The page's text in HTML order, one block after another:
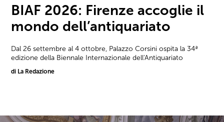
BIAF 2026: Firenze accoglie il
mondo dell’antiquariato
Dal 26 settembre al 4 ottobre, Palazzo Corsini ospita la 34ª
edizione della Biennale Internazionale dell'Antiquariato
di La Redazione